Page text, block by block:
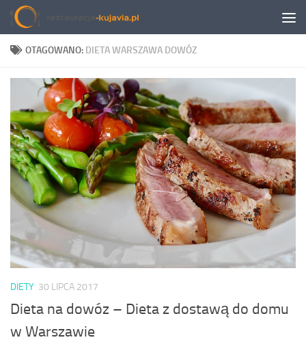
Przeskocz do treści
OTAGOWANO: DIETA WARSZAWA DOWÓZ
DIETY 30 LIPCA 2017
Dieta na dowóz – Dieta z dostawą do domu
w Warszawie